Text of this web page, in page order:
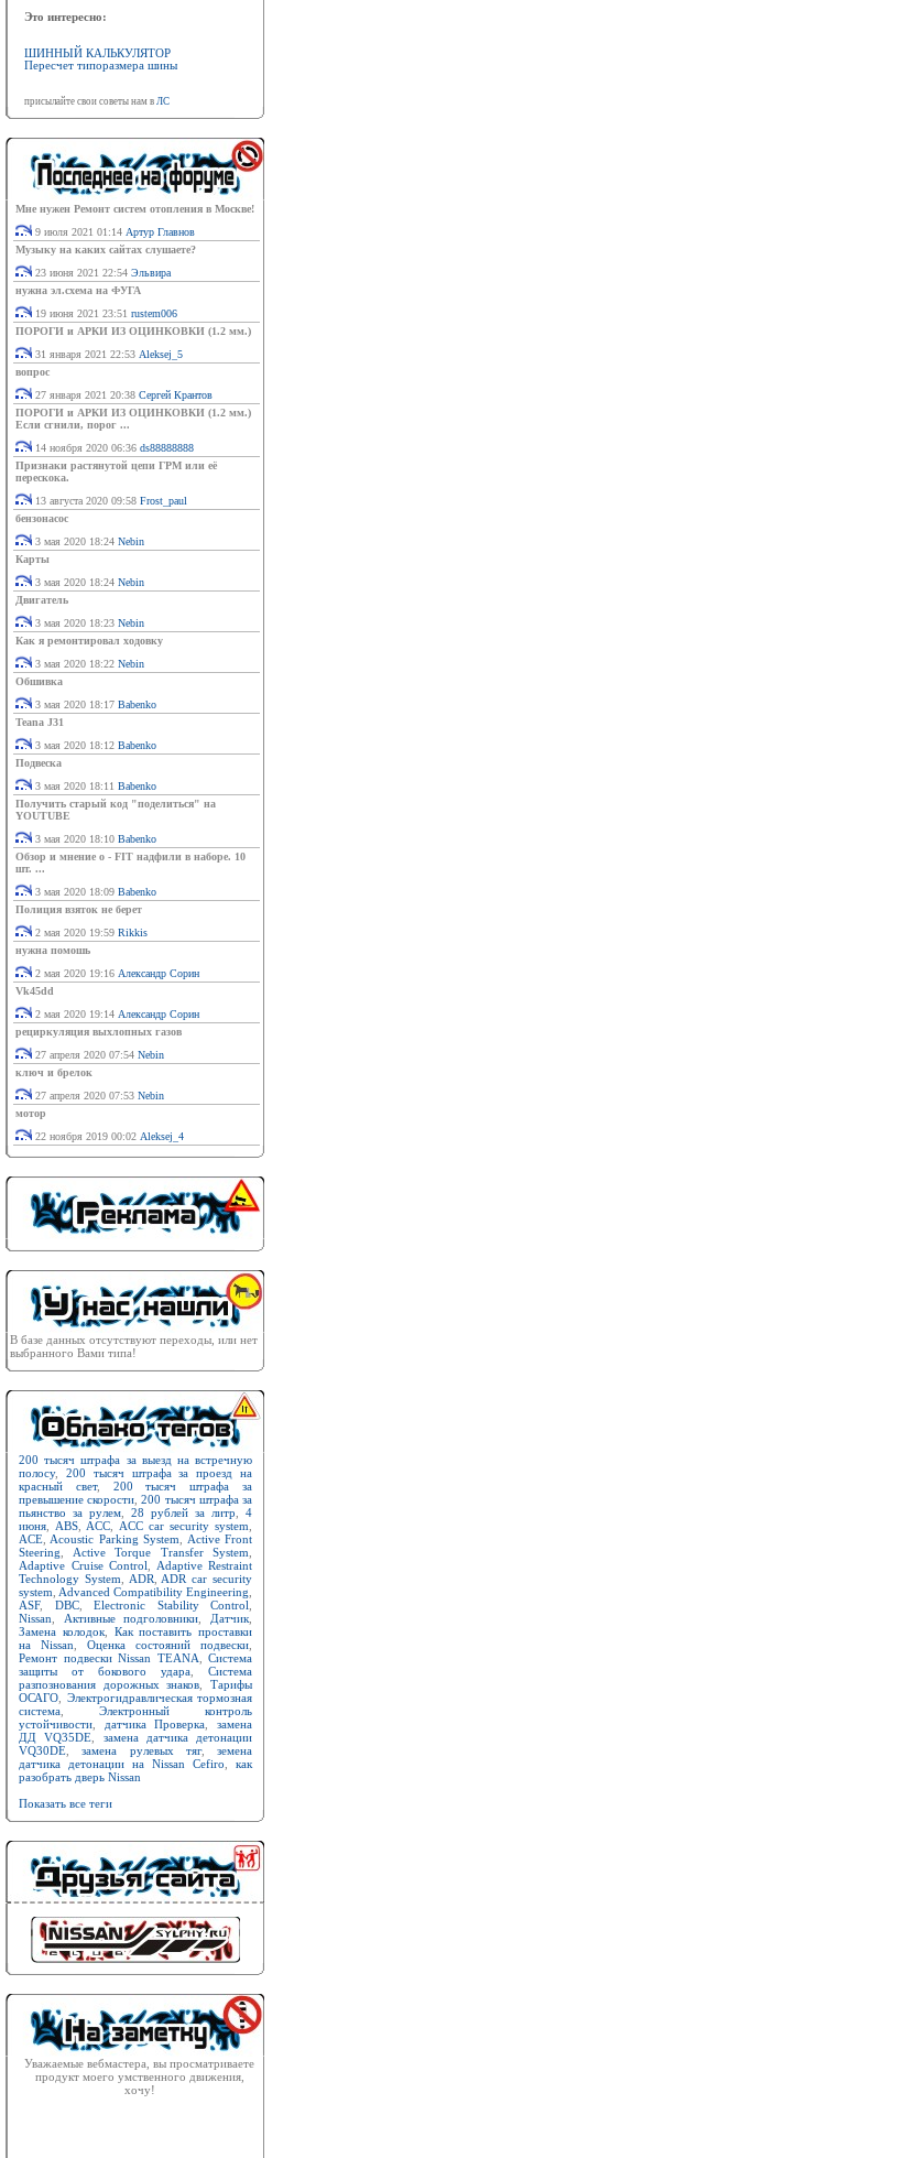
Это интересно:
ШИННЫЙ КАЛЬКУЛЯТОР
Пересчет типоразмера шины
присылайте свои советы нам в ЛС
Мне нужен Ремонт систем отопления в Москве!
9 июля 2021 01:14 Артур Главнов
Музыку на каких сайтах слушаете?
23 июня 2021 22:54 Эльвира
нужна эл.схема на ФУГА
19 июня 2021 23:51 rustem006
ПОРОГИ и АРКИ ИЗ ОЦИНКОВКИ (1.2 мм.)
31 января 2021 22:53 Aleksej_5
вопрос
27 января 2021 20:38 Сергей Крантов
ПОРОГИ и АРКИ ИЗ ОЦИНКОВКИ (1.2 мм.)
Если сгнили, порог ...
14 ноября 2020 06:36 ds88888888
Признаки растянутой цепи ГРМ или её
перескока.
13 августа 2020 09:58 Frost_paul
бензонасос
3 мая 2020 18:24 Nebin
Карты
3 мая 2020 18:24 Nebin
Двигатель
3 мая 2020 18:23 Nebin
Как я ремонтировал ходовку
3 мая 2020 18:22 Nebin
Обшивка
3 мая 2020 18:17 Babenko
Teana J31
3 мая 2020 18:12 Babenko
Подвеска
3 мая 2020 18:11 Babenko
Получить старый код "поделиться" на
YOUTUBE
3 мая 2020 18:10 Babenko
Обзор и мнение о - FIT надфили в наборе. 10
шт. ...
3 мая 2020 18:09 Babenko
Полиция взяток не берет
2 мая 2020 19:59 Rikkis
нужна помошь
2 мая 2020 19:16 Александр Сорин
Vk45dd
2 мая 2020 19:14 Александр Сорин
рециркуляция выхлопных газов
27 апреля 2020 07:54 Nebin
ключ и брелок
27 апреля 2020 07:53 Nebin
мотор
22 ноября 2019 00:02 Aleksej_4
В базе данных отсутствуют переходы, или нет
выбранного Вами типа!
200 тысяч штрафа за выезд на встречную
полосу, 200 тысяч штрафа за проезд на
красный свет, 200 тысяч штрафа за
превышение скорости ,200 тысяч штрафа за
пьянство за рулем
28 рублей за литр
4
июня
ABS ACC ACC car security system
ACE Acoustic Parking System
Active Front
Steering
Active Torque Transfer System
Adaptive Cruise Control
Adaptive Restraint
Technology System
ADR
ADR car security
system Advanced Compatibility Engineering
ASF, DBC, Electronic Stability Control
Nissan
Активные подголовники Датчик
Замена колодок, Как поставить проставки
на Nissan
Оценка состояний подвески
Ремонт подвески Nissan TEANA
Система
защиты от бокового удара
Система
разпознования дорожных знаков ,Тарифы
ОСАГО
Электрогидравлическая тормозная
система
Электронный контроль
устойчивости
датчика Проверка ,замена
ДД VQ35DE
замена датчика детонации
VQ30DE ,замена рулевых тяг, земена
датчика детонации на Nissan Cefiro
как
разобрать дверь Nissan
Показать все теги
Уважаемые вебмастера, вы просматриваете
продукт моего умственного движения,
хочу!